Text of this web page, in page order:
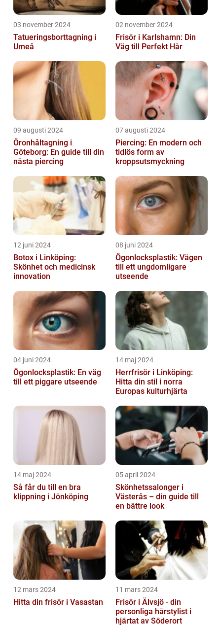
03 november 2024
Tatueringsborttagning i
Umeå
02 november 2024
Frisör i Karlshamn: Din
Väg till Perfekt Hår
09 augusti 2024
Öronhåltagning i
Göteborg: En guide till din
nästa piercing
07 augusti 2024
Piercing: En modern och
tidlös form av
kroppsutsmyckning
12 juni 2024
Botox i Linköping:
Skönhet och medicinsk
innovation
08 juni 2024
Ögonlocksplastik: Vägen
till ett ungdomligare
utseende
04 juni 2024
Ögonlocksplastik: En väg
till ett piggare utseende
14 maj 2024
Herrfrisör i Linköping:
Hitta din stil i norra
Europas kulturhjärta
14 maj 2024
Så får du till en bra
klippning i Jönköping
05 april 2024
Skönhetssalonger i
Västerås – din guide till
en bättre look
12 mars 2024
Hitta din frisör i Vasastan
11 mars 2024
Frisör i Älvsjö - din
personliga hårstylist i
hjärtat av Söderort